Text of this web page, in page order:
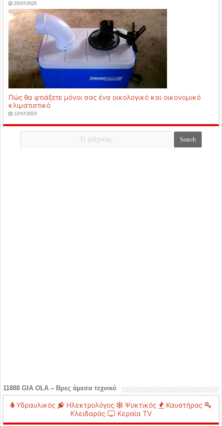
25/07/2025
Πώς θα φτιάξετε μόνοι σας ένα οικολογικό και οικονομικό
κλιματιστικό
12/07/2023
11888 GIA OLA – Βρες άμεσα τεχνικό
Υδραυλικός Ηλεκτρολόγος Ψυκτικός
Καυστήρας
Κλειδαράς
Κεραία TV